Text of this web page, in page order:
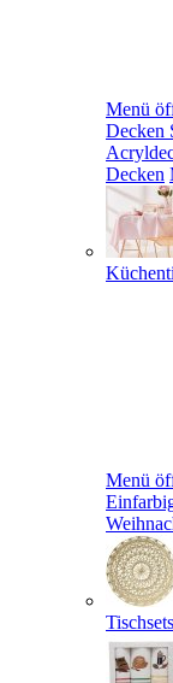
Menü
Decken
Decken
Menü
Tischsets